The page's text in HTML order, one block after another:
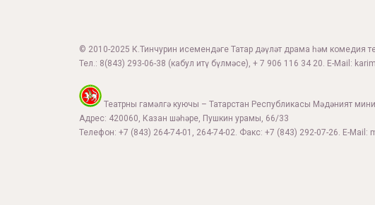
© 2010-2025 К.Тинчурин исемендәге Татар дәүләт драма һәм комедия
Тел.: 8(843) 293-06-38 (кабул итү бүлмәсе), + 7 906 116 34 20. E-Mail:
Театрны гамәлгә куючы – Татарстан Республикасы Мәдәният
Адрес: 420060, Казан шәһәре, Пушкин урамы, 66/33
Телефон: +7 (843) 264-74-01, 264-74-02. Факс: +7 (843) 292-07-26. E-Mail: